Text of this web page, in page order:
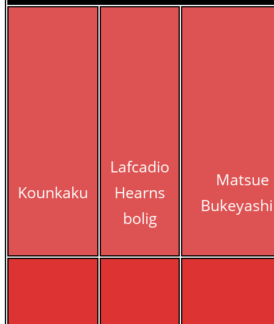
Kounkaku
Lafcadio
Hearns
bolig
Matsue